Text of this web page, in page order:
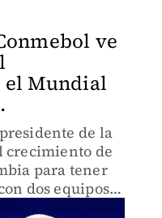
ve
el Mundial
de la
crecimiento de
para tener
dos equipos